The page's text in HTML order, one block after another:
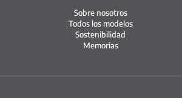
Sobre nosotros
Todos los modelos
Sostenibilidad
Memorias